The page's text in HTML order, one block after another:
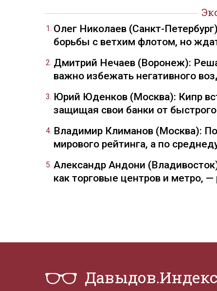
Олег Николаев (Санкт-
борьбы с ветхим флотом, но
Дмитрий Нечаев (Воронеж):
важно избежать негативного
Юрий Юденков (Москва): Кипр
защищая свои банки от
Владимир Климанов (Москва):
мирового рейтинга, а по
Александр Андони
как торговые центров и метро,
Давыдов.Индекс